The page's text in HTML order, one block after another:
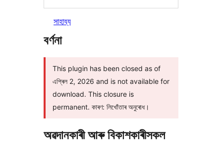
সাহায্য
বৰ্ণনা
This plugin has been closed as of
এপ্ৰিল 2, 2026 and is not available for
download. This closure is
permanent. কাৰণ: লিখোঁতাৰ অনুৰোধ।
অৱদানকাৰী আৰু বিকাশকাৰীসকল